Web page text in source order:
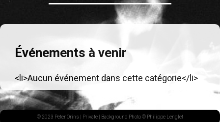
Événements à venir
<li>Aucun événement dans cette catégorie</li>
© 2023 Peter Orins | Private | Background Photo © Philippe Lenglet